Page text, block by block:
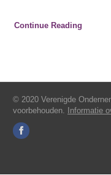
Continue Reading
© 2020 Verenigde
voorbehouden.
Informatie